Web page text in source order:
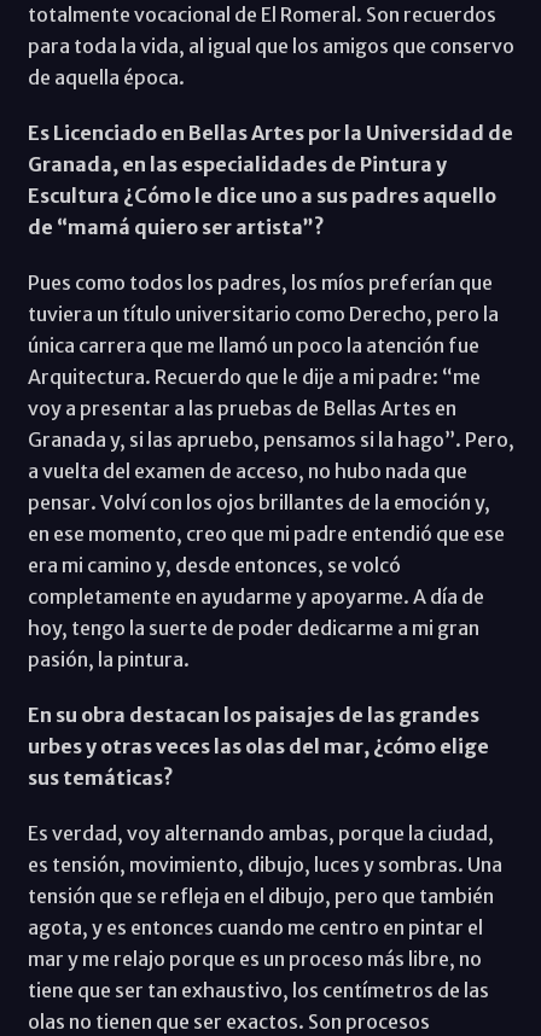
totalmente vocacional de El Romeral. Son recuerdos
para toda la vida, al igual que los amigos que conservo
de aquella época.
Es Licenciado en Bellas Artes por la Universidad de
Granada, en las especialidades de Pintura y
Escultura ¿Cómo le dice uno a sus padres aquello
de “mamá quiero ser artista”?
Pues como todos los padres, los míos preferían que
tuviera un título universitario como Derecho, pero la
única carrera que me llamó un poco la atención fue
Arquitectura. Recuerdo que le dije a mi padre: “me
voy a presentar a las pruebas de Bellas Artes en
Granada y, si las apruebo, pensamos si la hago”. Pero,
a vuelta del examen de acceso, no hubo nada que
pensar. Volví con los ojos brillantes de la emoción y,
en ese momento, creo que mi padre entendió que ese
era mi camino y, desde entonces, se volcó
completamente en ayudarme y apoyarme. A día de
hoy, tengo la suerte de poder dedicarme a mi gran
pasión, la pintura.
En su obra destacan los paisajes de las grandes
urbes y otras veces las olas del mar, ¿cómo elige
sus temáticas?
Es verdad, voy alternando ambas, porque la ciudad,
es tensión, movimiento, dibujo, luces y sombras. Una
tensión que se refleja en el dibujo, pero que también
agota, y es entonces cuando me centro en pintar el
mar y me relajo porque es un proceso más libre, no
tiene que ser tan exhaustivo, los centímetros de las
olas no tienen que ser exactos. Son procesos